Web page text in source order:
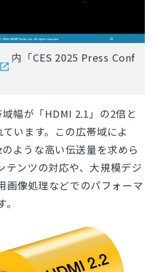
内「CES 2025 Press Conf
幅が「HDMI 2.1」の2倍と
います。
この広帯域によ
ような高い伝送量を求めら
テンツの対応や、大規模デジ
画像処理などでのパフォーマ